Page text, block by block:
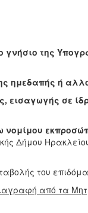
γνήσιο της
ημεδαπής ή
εισαγωγής σε
νομίμου
Δήμου
του
από τα